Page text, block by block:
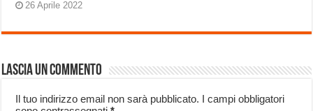
26 Aprile 2022
Lascia un commento
Il tuo indirizzo email non sarà pubblicato. I campi obbligatori